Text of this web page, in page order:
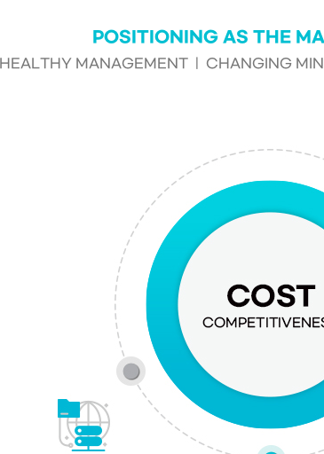
POSITIONING AS THE
HEALTHY MANAGEMENT | CHANGING